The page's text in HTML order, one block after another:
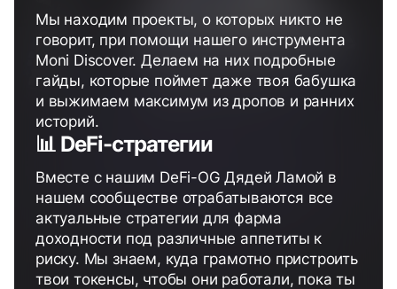
Мы находим проекты, о которых никто не
говорит, при помощи нашего инструмента
Moni Discover. Делаем на них подробные
гайды, которые поймет даже твоя бабушка
и выжимаем максимум из дропов и ранних
историй.
📊 DeFi-cтратегии
Вместе с нашим DeFi-OG Дядей Ламой в
нашем сообществе отрабатываются все
актуальные стратегии для фарма
доходности под различные аппетиты к
риску. Мы знаем, куда грамотно пристроить
твои токенсы, чтобы они работали, пока ты